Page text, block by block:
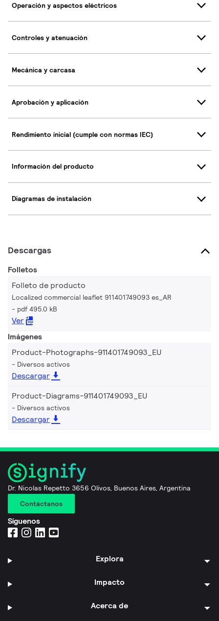
Operación y aspectos eléctricos
Controles y atenuación
Mecánica y carcasa
Aprobación y aplicación
Rendimiento inicial (cumple con normas IEC)
Información del producto
Diagramas de instalación
Descargas
Folletos
Folleto de producto
Localized commercial leaflet 911401749093 es_AR
pdf 495.0 kB
Ver
Imágenes
Product-Photographs-911401749093_EU
Diversos activos
Descargar
Product-Diagrams-911401749093_EU
Diversos activos
Descargar
Dr. Nicolas Repetto 3656 Olivos, Buenos Aires, Argentina
Contáctanos
Síguenos
Explora
Impacto
Acerca de